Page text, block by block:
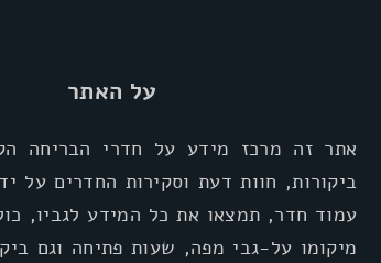
על האתר
אתר זה מרכז מידע על חדרי הבריחה
ביקורות, חוות דעת וסקירות החדרים על
עמוד חדר, תמצאו את כל המידע לגביו,
מיקומו על-גבי מפה, שעות פתיחה וגם